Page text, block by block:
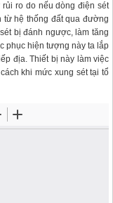
ro do nếu dòng điện sét
hệ thống đất qua đường
bị đánh ngược, làm tăng
phục hiện tượng này ta lắp
địa. Thiết bị này làm việc
khi mức xung sét tại tổ